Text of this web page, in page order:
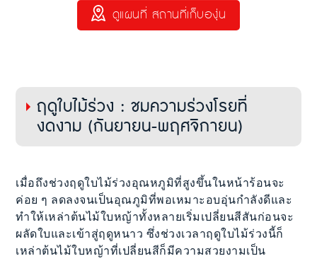
ดูแผนที่ สถานที่เก็บองุ่น
ฤดูใบไม้ร่วง : ชมความร่วงโรยที่
งดงาม (กันยายน-พฤศจิกายน)
เมื่อถึงช่วงฤดูใบไม้ร่วงอุณหภูมิที่สูงขึ้นในหน้าร้อนจะ
ค่อย ๆ ลดลงจนเป็นอุณภูมิที่พอเหมาะอบอุ่นกำลังดีและ
ทำให้เหล่าต้นไม้ใบหญ้าทั้งหลายเริ่มเปลี่ยนสีสันก่อนจะ
ผลัดใบและเข้าสู่ฤดูหนาว ซึ่งช่วงเวลาฤดูใบไม้ร่วงนี้ก็
เหล่าต้นไม้ใบหญ้าที่เปลี่ยนสีก็มีความสวยงามเป็น